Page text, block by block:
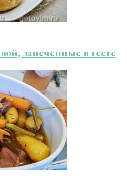
запеченные в тесте